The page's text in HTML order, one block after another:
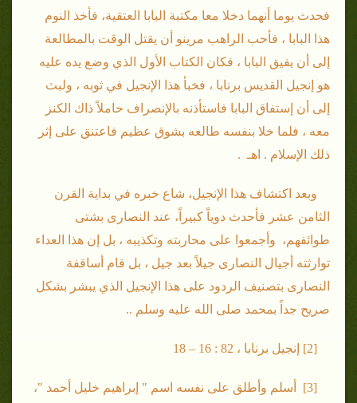
فحدث يوما أنهما دخلا معا مكتبة البابا العتقية، فأخذ النوم
هذا البابا ، فأحب الراهب مرينو أن يقتل الوقت بالمطالعة
إلى أن يفيق البابا ، فكان الكتاب الأول الذي وضع يده عليه
هو إنجيل القديس برنابا ، فخبأ هذا الإنجيل في ثوبه ، ولبث
إلى أن إستفاق البابا فاستأذنه بالإنصراف حاملاً ذاك الكنز
معه ، فلما خلا بنفسه طالعه بشوق عظيم فاعتنق على إثر
ذلك الإسلام . اهـ .
وبعد اكتشاف هذا الإنجيل، شاع خبره في بداية القرن
الثامن عشر فأحدث دوياً كبيراً، عند النصارى بشتى
طوائفهم، وأجمعوا على محاربته وتكذيبه ، بل إن هذا العداء
توارثته أجيال النصارى جيلاً بعد جيل ، بل قام أساقفة
النصارى بتصنيف الردود على هذا الإنجيل الذي يبشر بشكل
صريح جداً بمحمد صلى الله عليه وسلم ..
[2] إنجيل برنابا ، 82 : 16 – 18
[3] أسلم وأطلق على نفسه اسم " إبراهيم خليل أحمد "،